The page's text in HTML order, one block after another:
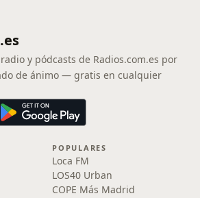
y pódcasts de Radios.com.es por
de ánimo — gratis en cualquier
POPULARES
Loca FM
LOS40 Urban
COPE Más Madrid